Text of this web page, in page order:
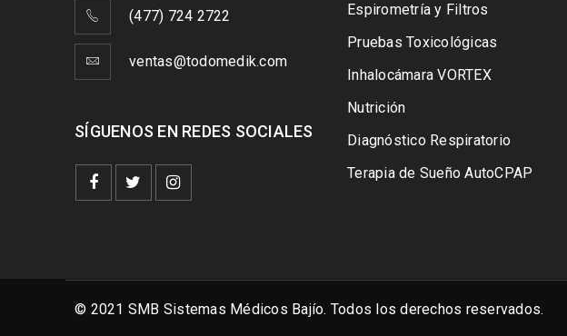
(477) 724 2722
ventas@todomedik.com
SÍGUENOS EN REDES SOCIALES
Espirometría y Filtros
Pruebas Toxicológicas
Inhalocámara VORTEX
Nutrición
Diagnóstico Respiratorio
Terapia de Sueño AutoCPAP
© 2021 SMB Sistemas Médicos Bajío. Todos los derechos reservados.